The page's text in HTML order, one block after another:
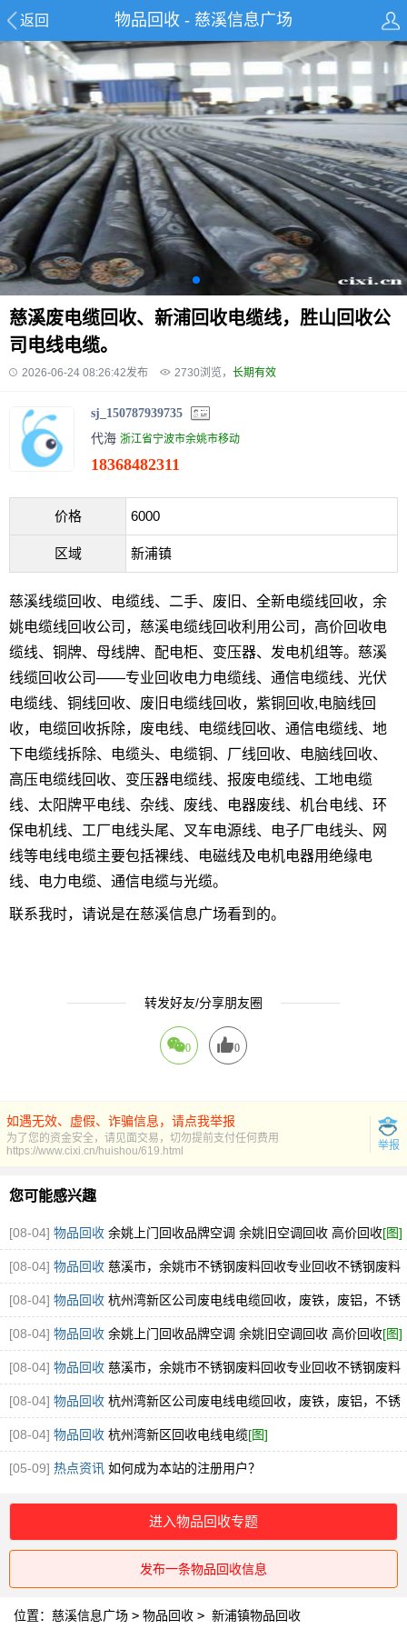
返回 物品回收 - 慈溪信息广场
慈溪废电缆回收、新浦回收电缆线，胜山回收公
司电线电缆。
2026-06-24 08:26:42发布 2730浏览， 长期有效
sj_150787939735
代海 浙江省宁波市余姚市移动
18368482311
价格 6000
区域 新浦镇
慈溪线缆回收、电缆线、二手、废旧、全新电缆线回收，余
姚电缆线回收公司，慈溪电缆线回收利用公司，高价回收电
缆线、铜牌、母线牌、配电柜、变压器、发电机组等。慈溪
线缆回收公司——专业回收电力电缆线、通信电缆线、光伏
电缆线、铜线回收、废旧电缆线回收，紫铜回收,电脑线回
收，电缆回收拆除，废电线、电缆线回收、通信电缆线、地
下电缆线拆除、电缆头、电缆铜、厂线回收、电脑线回收、
高压电缆线回收、变压器电缆线、报废电缆线、工地电缆
线、太阳牌平电线、杂线、废线、电器废线、机台电线、环
保电机线、工厂电线头尾、叉车电源线、电子厂电线头、网
线等电线电缆主要包括裸线、电磁线及电机电器用绝缘电
线、电力电缆、通信电缆与光缆。
联系我时，请说是在慈溪信息广场看到的。
转发好友/分享朋友圈
0 0
如遇无效、虚假、诈骗信息，请点我举报
为了您的资金安全，请见面交易，切勿提前支付任何费用
举报
https://www.cixi.cn/huishou/619.html
您可能感兴趣
[08-04] 物品回收 余姚上门回收品牌空调 余姚旧空调回收 高价回收[图]
[08-04] 物品回收 慈溪市，余姚市不锈钢废料回收专业回收不锈钢废料
304.316厂家直接收购[图]
[08-04] 物品回收 杭州湾新区公司废电线电缆回收，废铁，废铝，不锈
钢回收[图]
[08-04] 物品回收 余姚上门回收品牌空调 余姚旧空调回收 高价回收[图]
[08-04] 物品回收 慈溪市，余姚市不锈钢废料回收专业回收不锈钢废料
304.316厂家直接收购[图]
[08-04] 物品回收 杭州湾新区公司废电线电缆回收，废铁，废铝，不锈
钢回收[图]
[08-04] 物品回收 杭州湾新区回收电线电缆[图]
[05-09] 热点资讯 如何成为本站的注册用户？
进入物品回收专题
发布一条物品回收信息
位置： 慈溪信息广场 > 物品回收 > 新浦镇物品回收